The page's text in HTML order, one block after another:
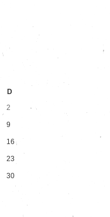
D
2
9
16
23
30